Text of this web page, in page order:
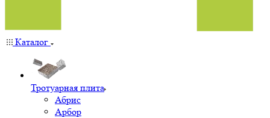
Каталог
Тротуарная плита
Абрис
Арбор